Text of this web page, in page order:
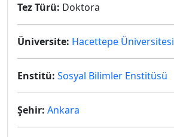
Tez Türü: Doktora
Üniversite: Hacettepe Üniversitesi
Enstitü: Sosyal Bilimler Enstitüsü
Şehir: Ankara